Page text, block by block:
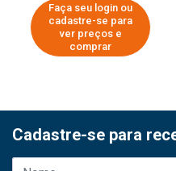
Faça seu login ou
cadastre-se para
ver preços e
comprar
Cadastre-se para